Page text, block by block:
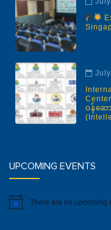
ဝန်ဆေ
UPCOMING EVENTS
Notice There are no upcoming